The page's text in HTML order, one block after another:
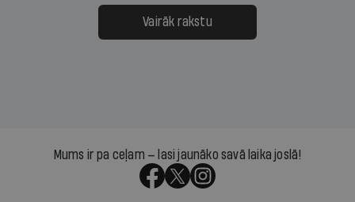
Vairāk rakstu
Mums ir pa ceļam — lasi jaunāko savā laika joslā!